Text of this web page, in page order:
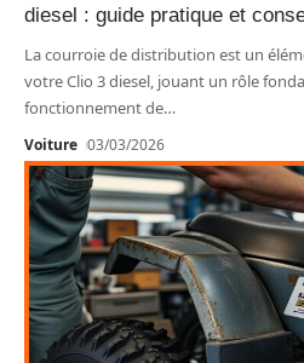
diesel : guide pratique et
La courroie de distribution est un
votre Clio 3 diesel, jouant un rôle
fonctionnement de…
Voiture 03/03/2026